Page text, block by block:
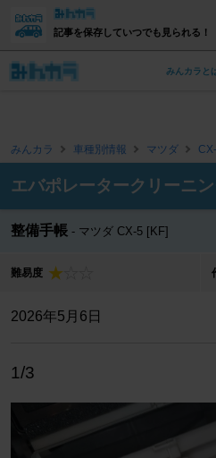
記事を保存していつでも見られる！
みんカラと
みんカラ 車種別情報 マツダ
エバポレータークリーニ
整備手帳 マツダ CX-5 [KF]
難易度
2026年5月6日
1/3